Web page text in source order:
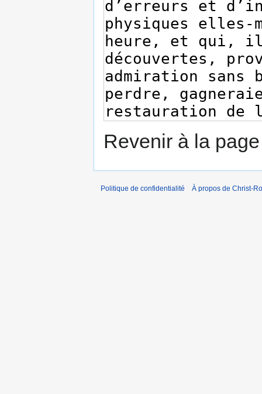
Revenir à la
Politique de confidentialité À propos de Christ-